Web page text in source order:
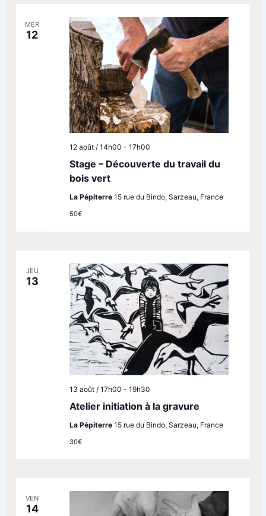
MER
12
Stage – Découverte du travail du
bois vert
12 août / 14h00 - 17h00
La Pépiterre 15 rue du Bindo, Sarzeau, France
50€
JEU
13
Atelier initiation à la gravure
13 août / 17h00 - 19h30
La Pépiterre 15 rue du Bindo, Sarzeau, France
30€
VEN
14